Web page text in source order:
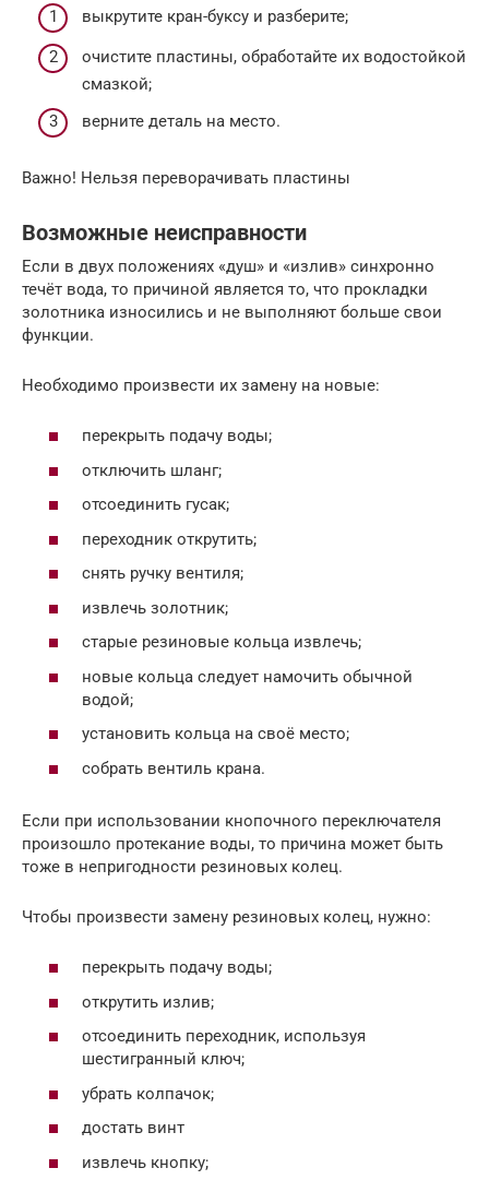
выкрутите кран-буксу и разберите;
очистите пластины, обработайте их водостойкой
смазкой;
верните деталь на место.
Важно! Нельзя переворачивать пластины
Возможные неисправности
Если в двух положениях «душ» и «излив» синхронно
течёт вода, то причиной является то, что прокладки
золотника износились и не выполняют больше свои
функции.
Необходимо произвести их замену на новые:
перекрыть подачу воды;
отключить шланг;
отсоединить гусак;
переходник открутить;
снять ручку вентиля;
извлечь золотник;
старые резиновые кольца извлечь;
новые кольца следует намочить обычной
водой;
установить кольца на своё место;
собрать вентиль крана.
Если при использовании кнопочного переключателя
произошло протекание воды, то причина может быть
тоже в непригодности резиновых колец.
Чтобы произвести замену резиновых колец, нужно:
перекрыть подачу воды;
открутить излив;
отсоединить переходник, используя
шестигранный ключ;
убрать колпачок;
достать винт
извлечь кнопку;